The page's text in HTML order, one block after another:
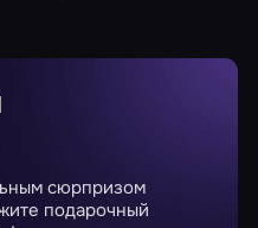
сюрпризом
подарочный